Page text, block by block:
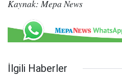
Kaynak: Mepa News
İlgili Haberler